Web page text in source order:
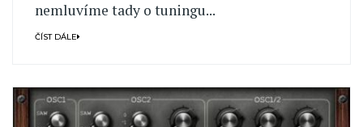
nemluvíme tady o tuningu...
ČÍST DÁLE